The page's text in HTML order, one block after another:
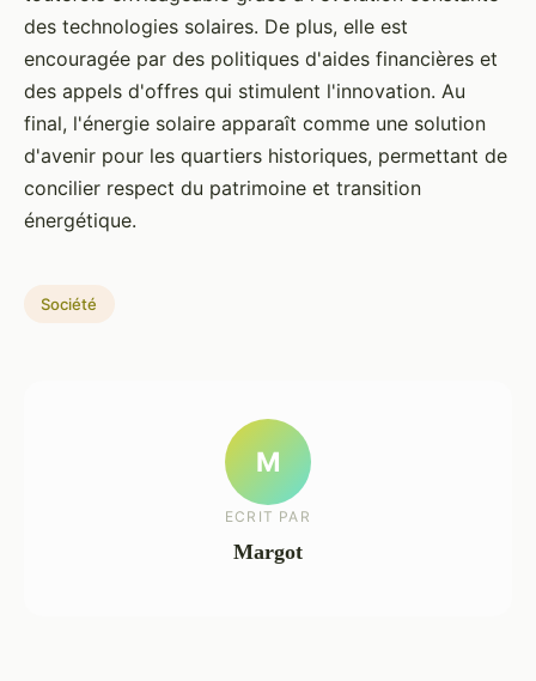
des technologies solaires. De plus, elle est
encouragée par des politiques d'aides financières et
des appels d'offres qui stimulent l'innovation. Au
final, l'énergie solaire apparaît comme une solution
d'avenir pour les quartiers historiques, permettant de
concilier respect du patrimoine et transition
énergétique.
Société
M
ECRIT PAR
Margot